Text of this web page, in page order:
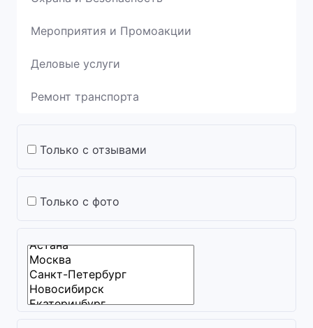
Мероприятия и Промоакции
Деловые услуги
Ремонт транспорта
Только с отзывами
Только с фото